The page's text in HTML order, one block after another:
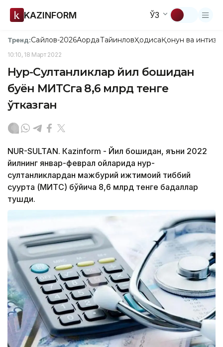
KAZINFORM ЎЗ
Тренд:Сайлов-2026АқордаТайинловҲодисаҚонун ва
10:10, 18 Март 2022
Нур-Султанликлар йил бошидан
буён МИТСга 8,6 млрд тенге
ўтказган
NUR-SULTAN. Кazinform - Йил бошидан, яъни 2022
йилнинг январ-феврал ойларида нур-
султанликлардан мажбурий ижтимоий тиббий
суғурта (МИТС) бўйича 8,6 млрд тенге бадаллар
тушди.